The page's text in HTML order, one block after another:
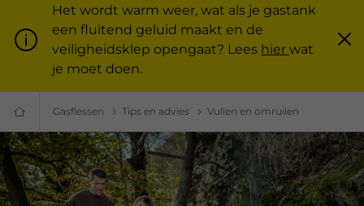
Het wordt warm weer, wat als je gastank
een fluitend geluid maakt en de
veiligheidsklep opengaat? Lees hier wat
je moet doen.
Gas
voor
particulieren
en
professionals
|
Primagaz
Gasflessen Gasflessen kopen — particulieren en professionals
Tips en advies Tips en advies over gasflessen |
Vullen en omruilen